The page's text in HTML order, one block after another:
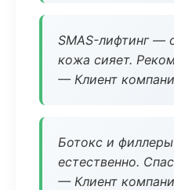
SMAS-лифтинг —
кожа сияет.
— Клиент
Ботокс и
естественно.
— Клиент